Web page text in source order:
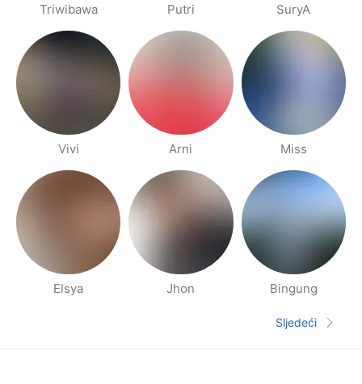
Triwibawa Putri SuryA
Vivi Arni Miss
Elsya Jhon Bingung
Sljedeća
Sljedeći